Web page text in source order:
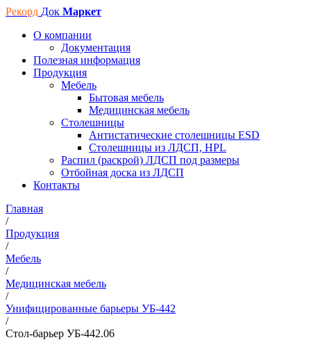
Рекорд Док Маркет
О компании
Документация
Полезная информация
Продукция
Мебель
Бытовая мебель
Медицинская мебель
Столешницы
Антистатические столешницы ESD
Столешницы из ЛДСП, HPL
Распил (раскрой) ЛДСП под размеры
Отбойная доска из ЛДСП
Контакты
Главная
/
Продукция
/
Мебель
/
Медицинская мебель
/
Унифицированные барьеры УБ-442
/
Стол-барьер УБ-442.06